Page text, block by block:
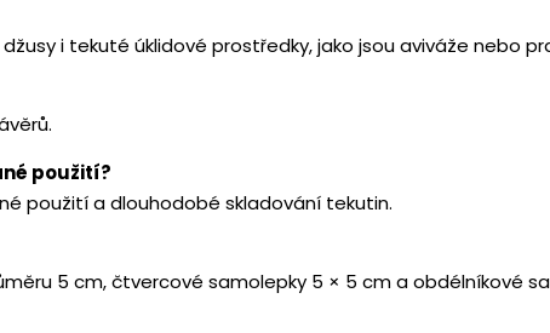
i tekuté úklidové prostředky, jako jsou aviváže nebo
použití?
použití a dlouhodobé skladování tekutin.
5 cm, čtvercové samolepky 5 × 5 cm a obdélníkové